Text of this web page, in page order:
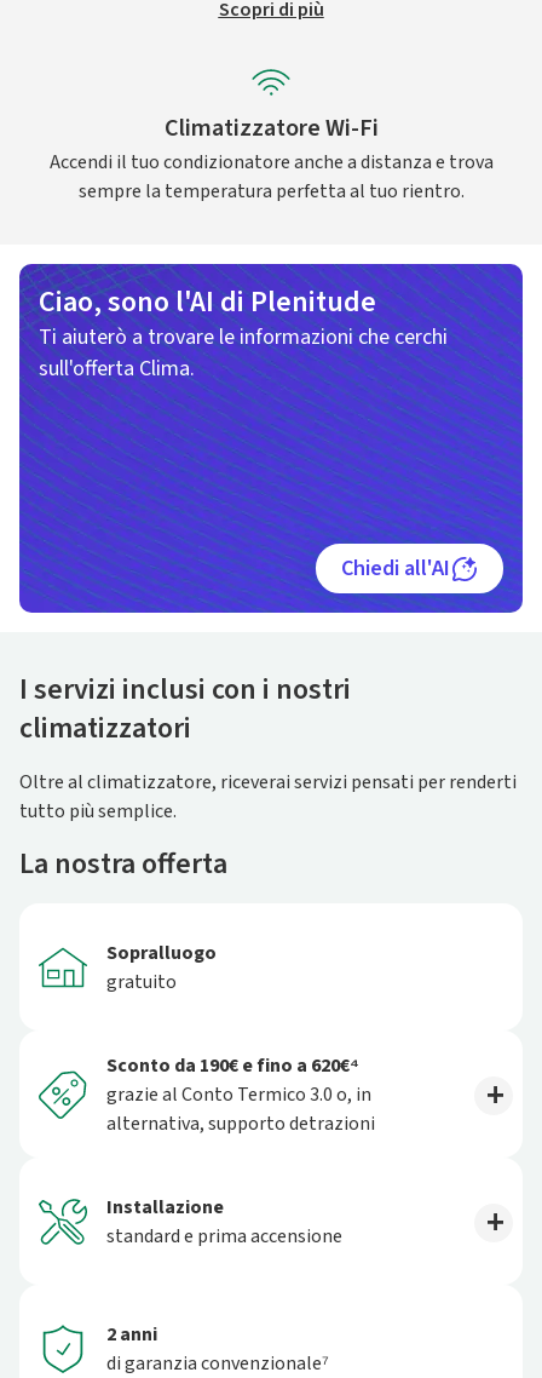
Scopri di più
Climatizzatore Wi-Fi
Accendi il tuo condizionatore anche a distanza e trova
sempre la temperatura perfetta al tuo rientro.
Ciao, sono l'AI di Plenitude
Ti aiuterò a trovare le informazioni che cerchi
sull'offerta Clima.
Chiedi all'AI
I servizi inclusi con i nostri
climatizzatori
Oltre al climatizzatore, riceverai servizi pensati per renderti
tutto più semplice.
La nostra offerta
Sopralluogo
gratuito
Sconto da 190€ e fino a 620€⁴
grazie al Conto Termico 3.0 o, in
alternativa, supporto detrazioni
Installazione
standard e prima accensione
2 anni
di garanzia convenzionale⁷